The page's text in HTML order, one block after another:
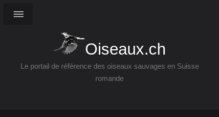
Oiseaux.ch
Le portail de référence des oiseaux sauvages en Suisse
romande